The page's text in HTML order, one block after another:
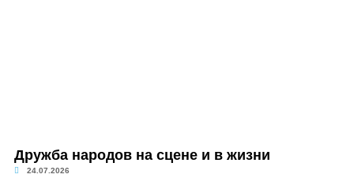
Дружба народов на сцене и в жизни
24.07.2026